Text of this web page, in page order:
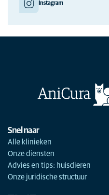
Instagram
Snel naar
Alle klinieken
Onze diensten
Advies en tips: huisdieren
Onze juridische structuur